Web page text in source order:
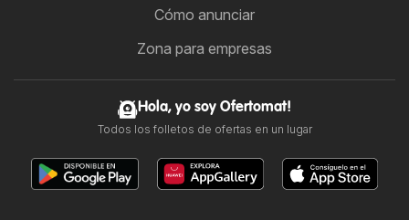
Cómo anunciar
Zona para empresas
Hola, yo soy Ofertomat!
Todos los folletos de ofertas en un lugar